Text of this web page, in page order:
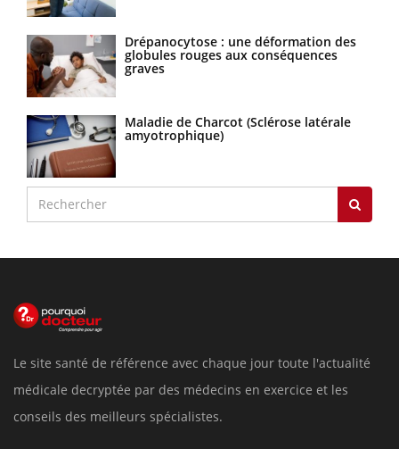
Drépanocytose : une déformation des
globules rouges aux conséquences
graves
Maladie de Charcot (Sclérose latérale
amyotrophique)
Le site santé de référence avec chaque jour toute l'actualité
médicale decryptée par des médecins en exercice et les
conseils des meilleurs spécialistes.